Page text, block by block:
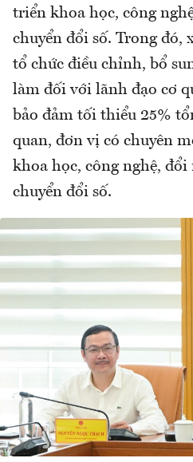
triển khoa học, công
chuyển đổi số. Trong đó,
tổ chức điều chỉnh, bổ
làm đối với lãnh đạo cơ
bảo đảm tối thiểu 25%
quan, đơn vị có chuyên
khoa học, công nghệ, đổi
chuyển đổi số.